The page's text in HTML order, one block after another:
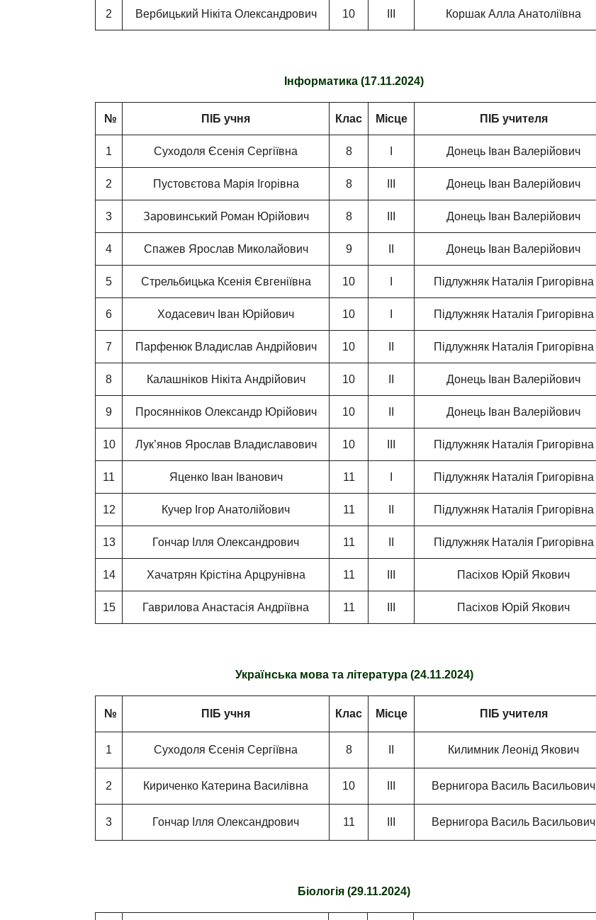
2 Вербицький Нікіта Олександрович 10 Коршак Алла Анатоліївна
Інформатика (17.11.2024)
№ ПІБ учня Клас Місце ПІБ учителя
1 Суходоля Єсенія Сергіївна 8 Донець Іван Валерійович
2 Пустовєтова Марія Ігорівна 8 Донець Іван Валерійович
3 Заровинський Роман Юрійович 8 Донець Іван Валерійович
4 Спажев Ярослав Миколайович 9 Донець Іван Валерійович
5 Стрельбицька Ксенія Євгеніївна 10 Підлужняк Наталія Григорівна
6 Ходасевич Іван Юрійович 10 Підлужняк Наталія Григорівна
7 Парфенюк Владислав Андрійович 10 Підлужняк Наталія Григорівна
8 Калашніков Нікіта Андрійович 10 Донець Іван Валерійович
9 Просянніков Олександр Юрійович 10 Донець Іван Валерійович
10 Лук’янов Ярослав Владиславович 10 Підлужняк Наталія Григорівна
11 Яценко Іван Іванович 11 Підлужняк Наталія Григорівна
12 Кучер Ігор Анатолійович 11 Підлужняк Наталія Григорівна
13 Гончар Ілля Олександрович 11 Підлужняк Наталія Григорівна
14 Хачатрян Крістіна Арцрунівна 11 Пасіхов Юрій Якович
15 Гаврилова Анастасія Андріївна 11 Пасіхов Юрій Якович
Українська мова та література (24.11.2024)
№ ПІБ учня Клас Місце ПІБ учителя
1 Суходоля Єсенія Сергіївна 8 Килимник Леонід Якович
2 Кириченко Катерина Василівна 10 Вернигора Василь Васильович
3 Гончар Ілля Олександрович 11 Вернигора Василь Васильович
Біологія (29.11.2024)